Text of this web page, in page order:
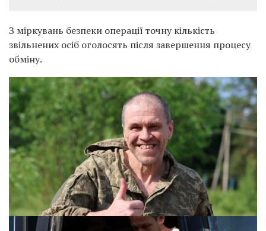
З міркувань безпеки операції точну кількість
звільнених осіб оголосять після завершення процесу
обміну.